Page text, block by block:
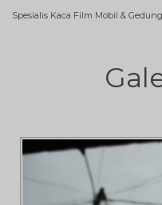
Spesialis Kaca Film Mobil & Gedung